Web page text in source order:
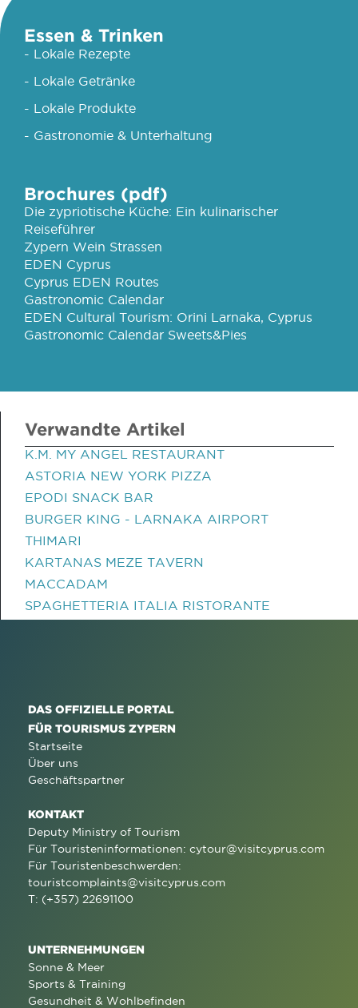
Essen & Trinken
- Lokale Rezepte
- Lokale Getränke
- Lokale Produkte
- Gastronomie & Unterhaltung
Brochures (pdf)
Die zypriotische Küche: Ein kulinarischer
Reiseführer
Zypern Wein Strassen
EDEN Cyprus
Cyprus EDEN Routes
Gastronomic Calendar
EDEN Cultural Tourism: Orini Larnaka, Cyprus
Gastronomic Calendar Sweets&Pies
Verwandte Artikel
K.M. MY ANGEL RESTAURANT
ASTORIA NEW YORK PIZZA
EPODI SNACK BAR
BURGER KING - LARNAKA AIRPORT
THIMARI
KARTANAS MEZE TAVERN
MACCADAM
SPAGHETTERIA ITALIA RISTORANTE
DAS OFFIZIELLE PORTAL
FÜR TOURISMUS ZYPERN
Startseite
Über uns
Geschäftspartner
KONTAKT
Deputy Ministry of Tourism
Für Touristeninformationen: cytour@visitcyprus.com
Für Touristenbeschwerden:
touristcomplaints@visitcyprus.com
T: (+357) 22691100
UNTERNEHMUNGEN
Sonne & Meer
Sports & Training
Gesundheit & Wohlbefinden